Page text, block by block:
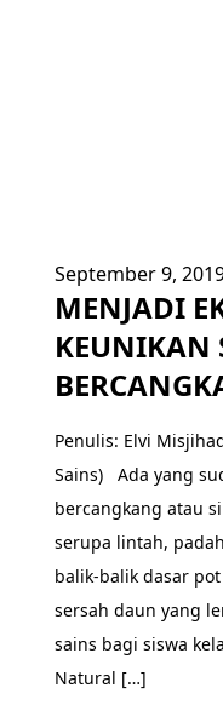
September 9,
MENJADI
KEUNIKAN
Penulis: Elvi
Sains) Ada yang
bercangkang atau
serupa lintah,
balik-balik dasar
sersah daun yang
sains bagi siswa
Natural […]